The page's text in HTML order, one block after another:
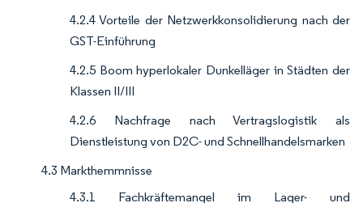
4.2.4 Vorteile der Netzwerkkonsolidierung nach der
GST-Einführung
4.2.5 Boom hyperlokaler Dunkelläger in Städten der
Klassen II/III
4.2.6 Nachfrage nach Vertragslogistik als
Dienstleistung von D2C- und Schnellhandelsmarken
4.3 Markthemmnisse
4.3.1 Fachkräftemangel im Lager- und